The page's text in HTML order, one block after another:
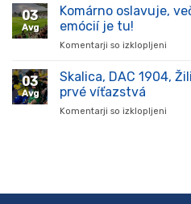
v
03
Avg
Komárno oslavuje,
emócií je tu!
Komentarji so izklopljeni
03
Avg
Skalica, DAC 1904,
prvé víťazstvá
Komentarji so izklopljeni